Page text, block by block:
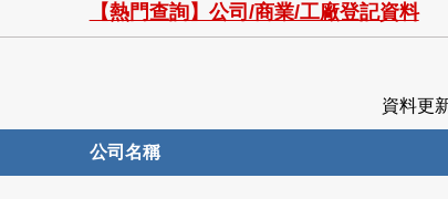
檢
索
【熱門查詢】公司/商業/工廠登記資料
資料更
公司名稱